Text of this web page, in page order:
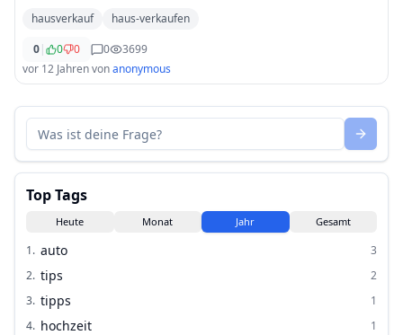
alles zu beachten? Wie sollte man voegehen etc. Auch
hausverkauf
haus-verkaufen
0| 0 0 0
3699
vor 12 Jahrenvonanonymous
Top Tags
Heute Monat Jahr Gesamt
1. auto
3
2. tips
2
3. tipps
1
4. hochzeit
1